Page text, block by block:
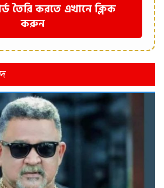
তৈরি করতে এখানে ক্লিক
করুন